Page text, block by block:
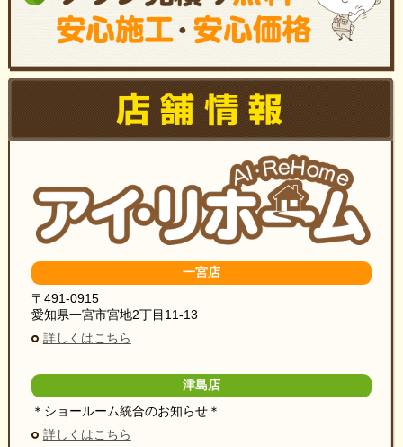
一宮店
〒491-0915
愛知県一宮市宮地2丁目11-13
詳しくはこちら
津島店
＊ショールーム統合のお知らせ＊
詳しくはこちら